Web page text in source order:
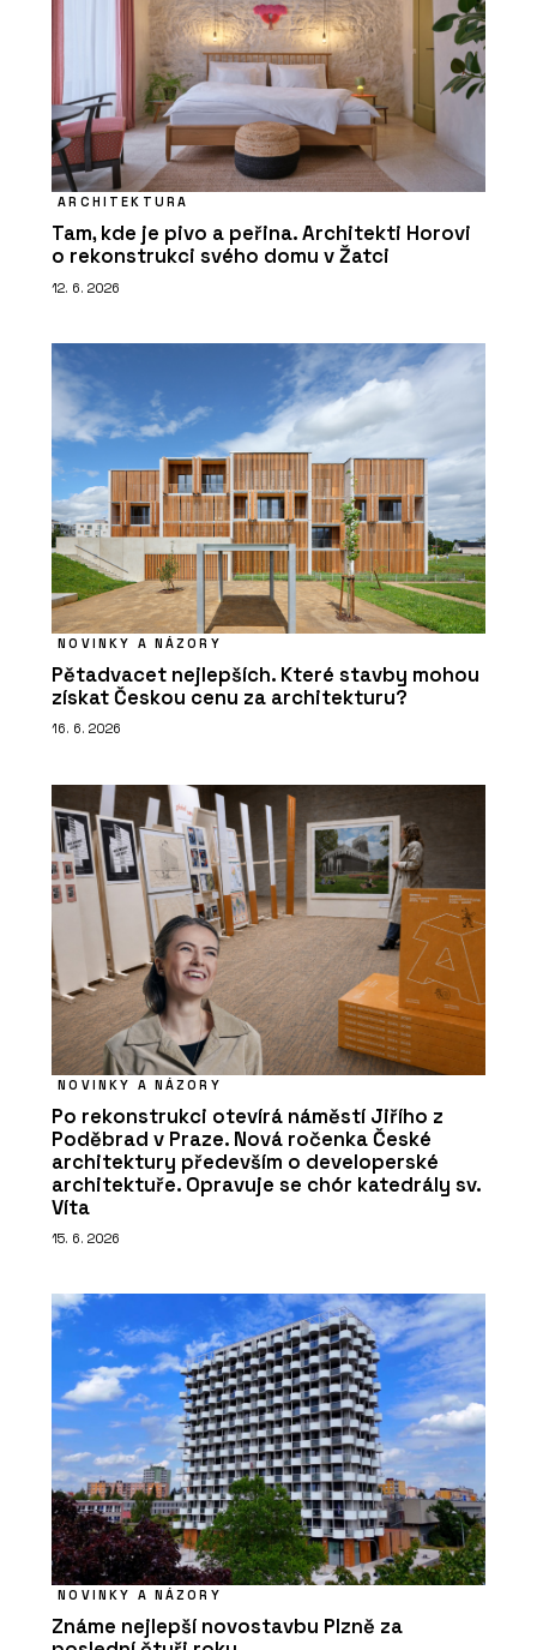
ARCHITEKTURA
Tam, kde je pivo a peřina. Architekti Horovi
o rekonstrukci svého domu v Žatci
12. 6. 2026
NOVINKY A NÁZORY
Pětadvacet nejlepších. Které stavby mohou
získat Českou cenu za architekturu?
16. 6. 2026
NOVINKY A NÁZORY
Po rekonstrukci otevírá náměstí Jiřího z
Poděbrad v Praze. Nová ročenka České
architektury především o developerské
architektuře. Opravuje se chór katedrály sv.
Víta
15. 6. 2026
NOVINKY A NÁZORY
Známe nejlepší novostavbu Plzně za